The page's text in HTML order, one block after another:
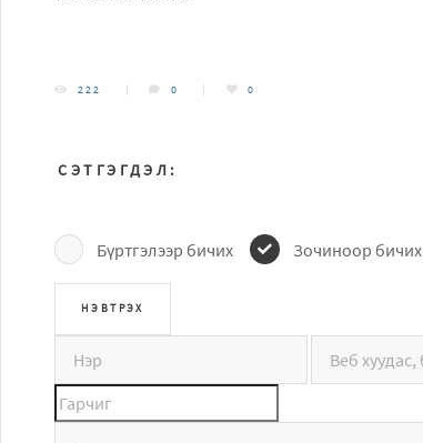
222 0 0
СЭТГЭГДЭЛ:
Бүртгэлээр бичих Зочиноор бичих